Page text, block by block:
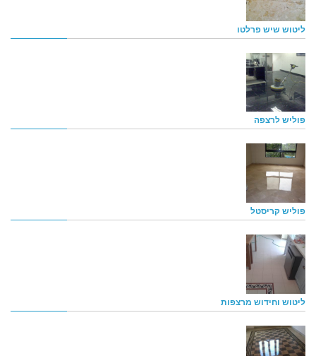
ליטוש שיש פרלטו
פוליש לרצפה
פוליש קריסטל
ליטוש וחידוש מרצפות